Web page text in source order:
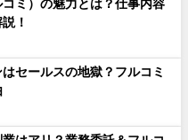
ミ）の魅力とは？仕事内容
！
セールスの地獄？フルコミ